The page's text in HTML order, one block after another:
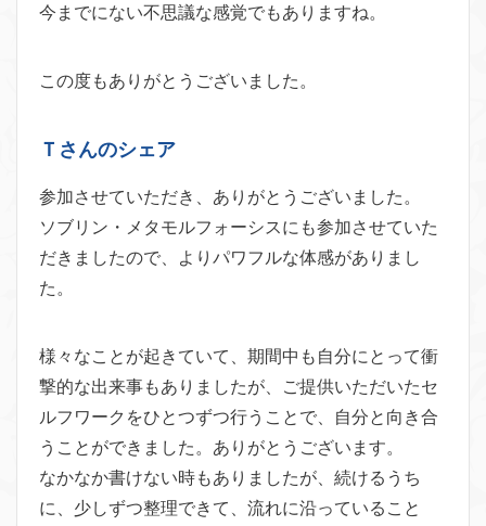
今までにない不思議な感覚でもありますね。
この度もありがとうございました。
Ｔさんのシェア
参加させていただき、ありがとうございました。
ソブリン・メタモルフォーシスにも参加させていた
だきましたので、よりパワフルな体感がありまし
た。
様々なことが起きていて、期間中も自分にとって衝
撃的な出来事もありましたが、ご提供いただいたセ
ルフワークをひとつずつ行うことで、自分と向き合
うことができました。ありがとうございます。
なかなか書けない時もありましたが、続けるうち
に、少しずつ整理できて、流れに沿っていること